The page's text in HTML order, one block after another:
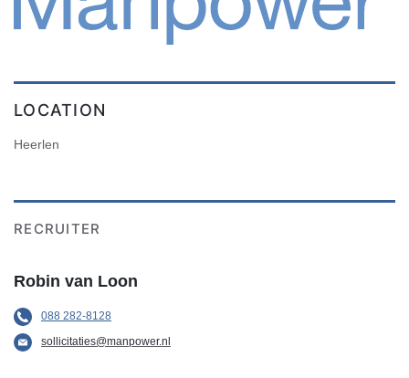
LOCATION
Heerlen
RECRUITER
Robin van Loon
088 282-8128
sollicitaties@manpower.nl